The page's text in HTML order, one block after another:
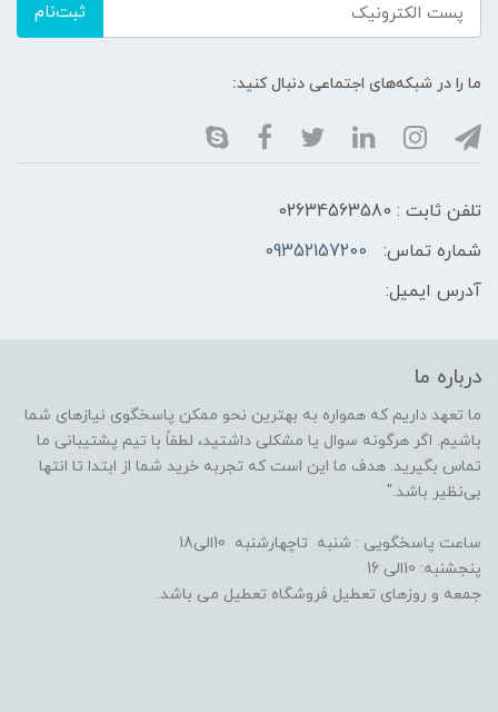
ثبت‌نام
ما را در شبکه‌های اجتماعی دنبال کنید:
تلفن ثابت : 02634563580
شماره تماس:
09352157200
آدرس ایمیل:
درباره ما
ما تعهد داریم که همواره به بهترین نحو ممکن پاسخگوی نیازهای شما
باشیم. اگر هرگونه سوال یا مشکلی داشتید، لطفاً با تیم پشتیبانی ما
تماس بگیرید. هدف ما این است که تجربه خرید شما از ابتدا تا انتها
بی‌نظیر باشد."
ساعت پاسخگویی : شنبه تاچهارشنبه 10الی18
پنجشنبه: 10الی 16
جمعه و روزهای تعطیل فروشگاه تعطیل می باشد.